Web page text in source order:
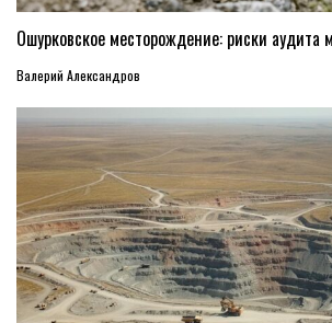
Ошурковское месторождение: риски
Валерий Александров